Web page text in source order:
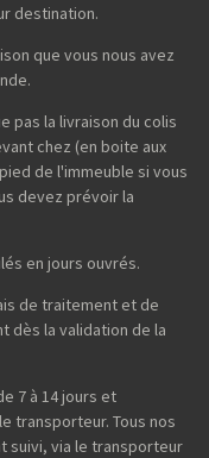
destination.
que vous nous avez
pas la livraison du colis
chez (en boite aux
de l'immeuble si vous
devez prévoir la
en jours ouvrés.
de traitement et de
dès la validation de la
7 à 14 jours et
transporteur. Tous nos
suivi, via le transporteur